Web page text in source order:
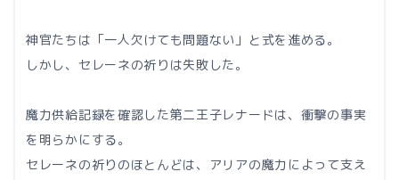
神官たちは「一人欠けても問題ない」と式を進める。
しかし、セレーネの祈りは失敗した。
魔力供給記録を確認した第二王子レナードは、衝撃の事実
を明らかにする。
セレーネの祈りのほとんどは、アリアの魔力によって支え